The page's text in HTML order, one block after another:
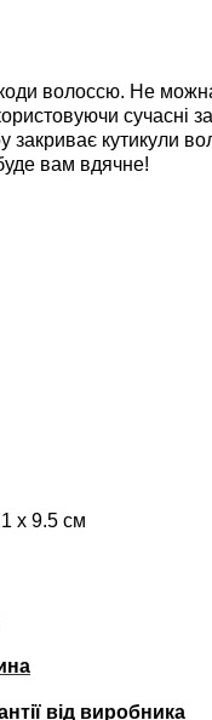
волоссю. Не
кутикули
вам вдячне!
х 9.5 см
від виробника